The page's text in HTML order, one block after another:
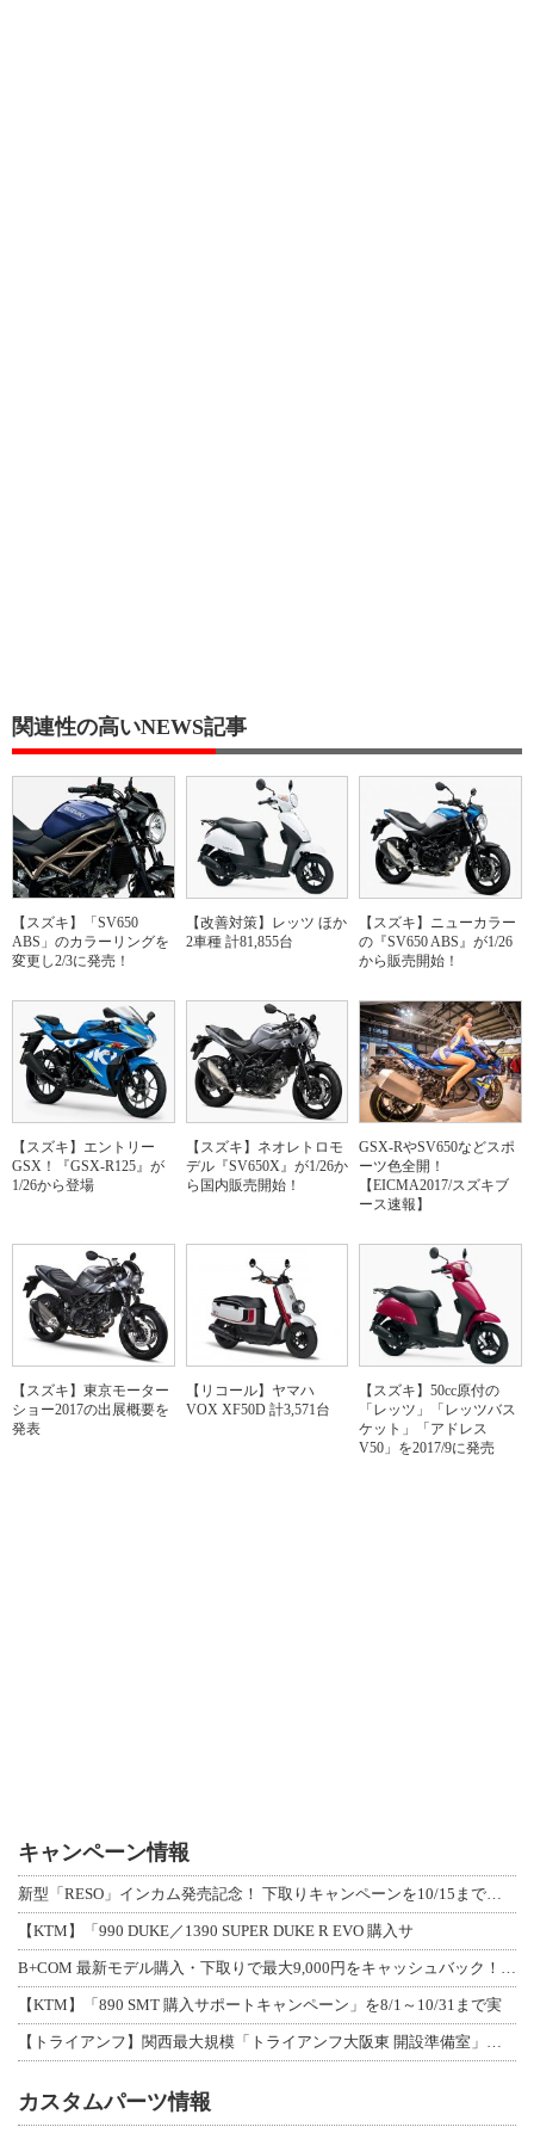
関連性の高いNEWS記事
【スズキ】「SV650
ABS」のカラーリングを
変更し2/3に発売！
【改善対策】レッツ ほか
2車種 計81,855台
【スズキ】ニューカラー
の『SV650 ABS』が1/26
から販売開始！
【スズキ】エントリー
GSX！『GSX-R125』が
1/26から登場
【スズキ】ネオレトロモ
デル『SV650X』が1/26か
ら国内販売開始！
GSX-RやSV650などスポ
ーツ色全開！
【EICMA2017/スズキブ
ース速報】
【スズキ】東京モーター
ショー2017の出展概要を
発表
【リコール】ヤマハ
VOX XF50D 計3,571台
【スズキ】50cc原付の
「レッツ」「レッツバス
ケット」「アドレス
V50」を2017/9に発売
キャンペーン情報
新型「RESO」インカム発売記念！ 下取りキャンペーンを10/15まで延長して開
【KTM】「990 DUKE／1390 SUPER DUKE R EVO 購入サ
B+COM 最新モデル購入・下取りで最大9,000円をキャッシュバック！「B+F
【KTM】「890 SMT 購入サポートキャンペーン」を8/1～10/31まで実
【トライアンフ】関西最大規模「トライアンフ大阪東 開設準備室」がオープン！ 限定
カスタムパーツ情報